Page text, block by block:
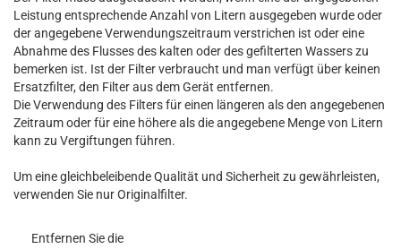
Leistung entsprechende Anzahl von Litern ausgegeben wurde oder
der angegebene Verwendungszeitraum verstrichen ist oder eine
Abnahme des Flusses des kalten oder des gefilterten Wassers zu
bemerken ist. Ist der Filter verbraucht und man verfügt über keinen
Ersatzfilter, den Filter aus dem Gerät entfernen.
Die Verwendung des Filters für einen längeren als den angegebenen
Zeitraum oder für eine höhere als die angegebene Menge von Litern
kann zu Vergiftungen führen.
Um eine gleichbeleibende Qualität und Sicherheit zu gewährleisten,
verwenden Sie nur Originalfilter.
Entfernen Sie die